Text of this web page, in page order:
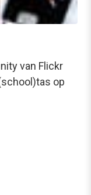
van Flickr
op